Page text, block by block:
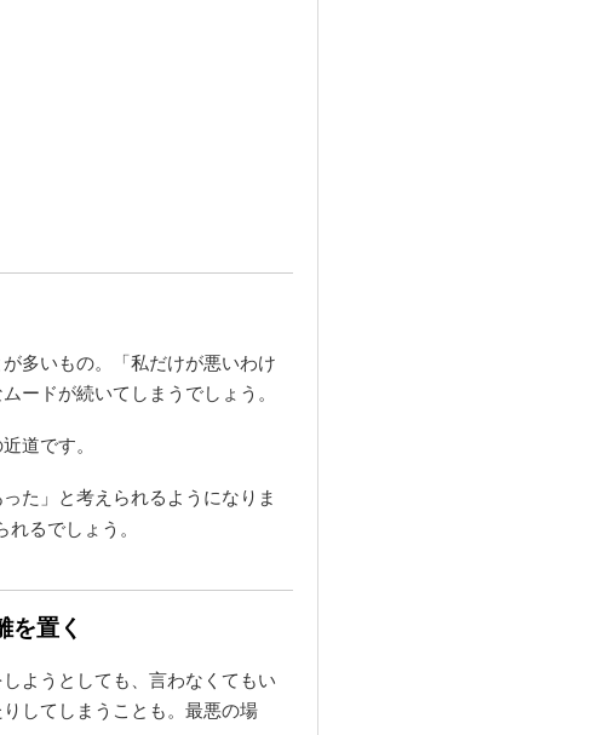
多いもの。「私だけが悪いわけ
ードが続いてしまうでしょう。
道です。
た」と考えられるようになりま
るでしょう。
置く
ようとしても、言わなくてもい
してしまうことも。最悪の場